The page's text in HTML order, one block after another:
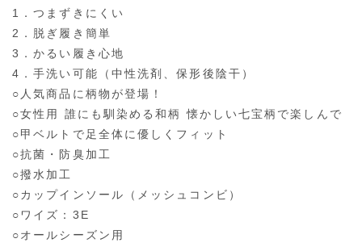
1．つまずきにくい
2．脱ぎ履き簡単
3．かるい履き心地
4．手洗い可能（中性洗剤、保形後陰干）
○人気商品に柄物が登場！
○女性用 誰にも馴染める和柄 懐かしい七宝柄で楽しんで
○甲ベルトで足全体に優しくフィット
○抗菌・防臭加工
○撥水加工
○カップインソール（メッシュコンビ）
○ワイズ：3E
○オールシーズン用